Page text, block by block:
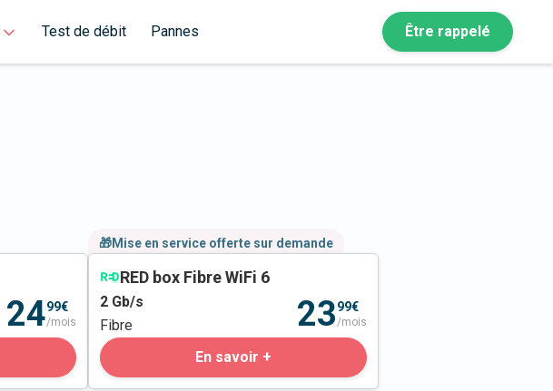
Test de débit Pannes Être rappelé
2499€
/mois
🎁Mise en service offerte sur demande
RED box Fibre WiFi 6
2 Gb/s
Fibre
2399€
/mois
En savoir +